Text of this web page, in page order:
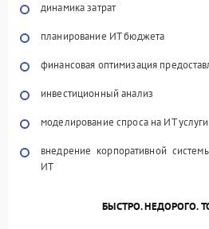
динамика затрат
планирование ИТ бюджета
финансовая оптимизация
инвестиционный анализ
моделирование спроса на ИТ услуги
внедрение корпоративной
ИТ
БЫСТРО. НЕДОРОГО.